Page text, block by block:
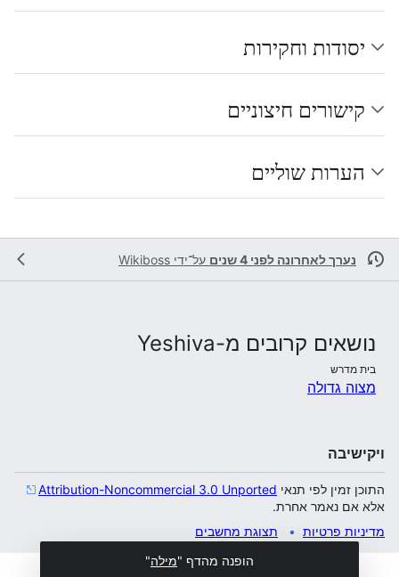
יסודות וחקירות
קישורים חיצוניים
הערות שוליים
נערך לאחרונה לפני 4 שנים על־ידי Wikiboss
נושאים קרובים מ-Yeshiva
בית מדרש
מצוה גדולה
ויקישיבה
התוכן זמין לפי תנאי Attribution-Noncommercial 3.0 Unported
אלא אם נאמר אחרת.
מדיניות פרטיות
תצוגת מחשבים
הופנה מהדף "מילה"